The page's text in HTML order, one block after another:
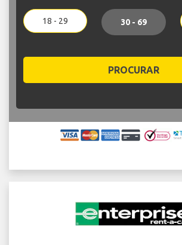
18 - 29 30 - 69
PROCURAR